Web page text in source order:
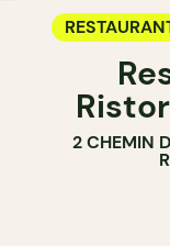
2 CHEMIN